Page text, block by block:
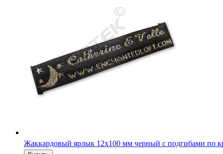
Жаккардовый ярлык 12х100 мм черный с подгибами по